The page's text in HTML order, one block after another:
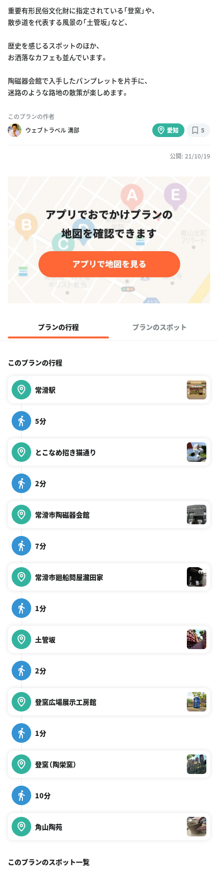
重要有形民俗文化財に指定されている「登窯」や、
散歩道を代表する風景の「土管坂」など、
歴史を感じるスポットのほか、
お洒落なカフェも並んでいます。
陶磁器会館で入手したパンプレットを片手に、
迷路のような路地の散策が楽しめます。
このプランの作者
ウェブトラベル 溝部
愛知 5
公開: 21/10/19
プランの行程 プランのスポット
このプランの行程
常滑駅
5分
とこなめ招き猫通り
2分
常滑市陶磁器会館
7分
常滑市廻船問屋瀧田家
1分
土管坂
2分
登窯広場展示工房館
1分
登窯（陶栄窯）
10分
角山陶苑
このプランのスポット一覧